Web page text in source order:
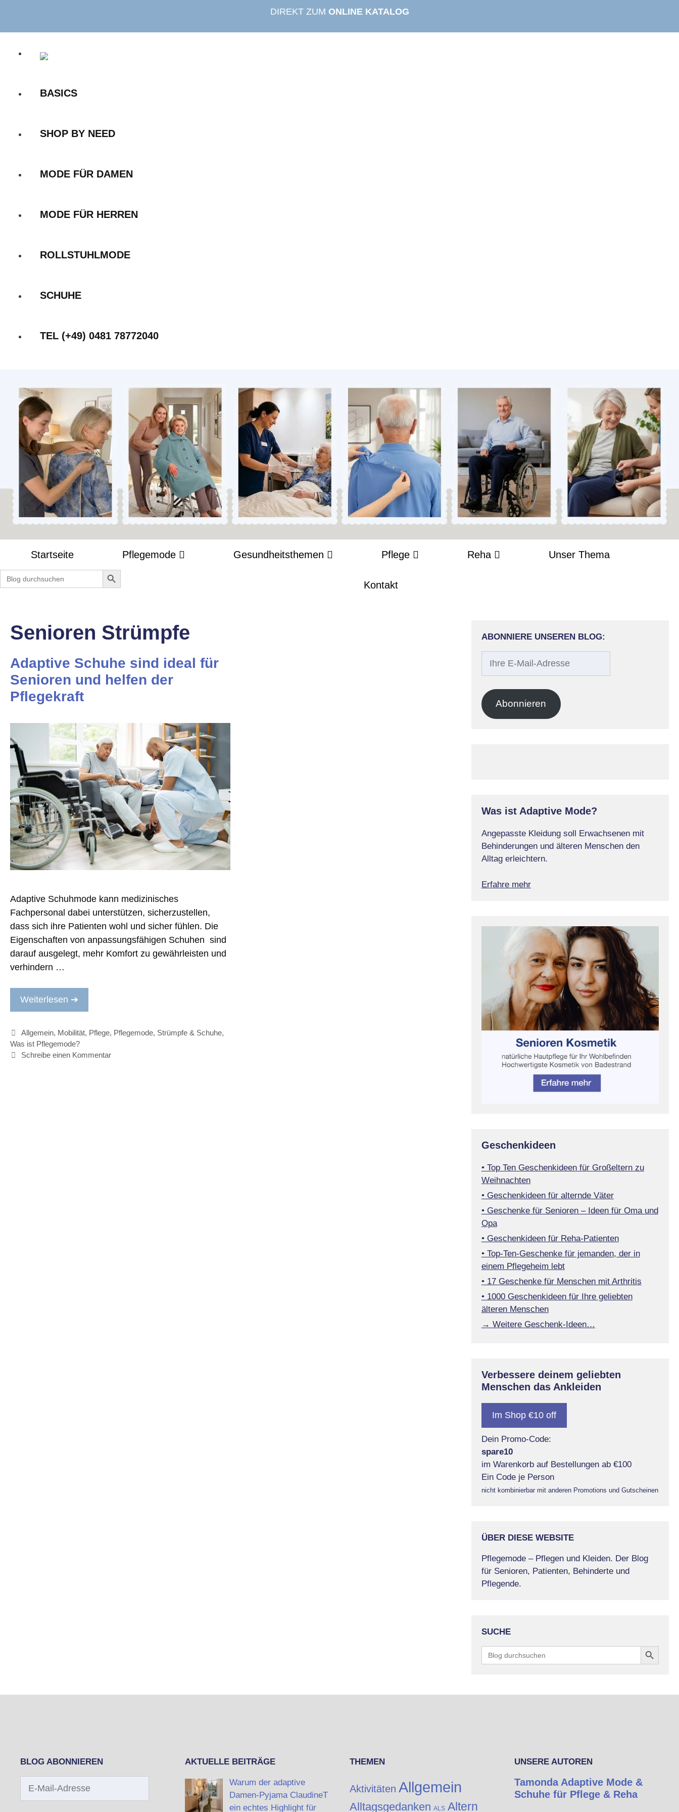
springen
DIREKT ZUM ONLINE KATALOG
BASICS
SHOP BY NEED
MODE FÜR DAMEN
MODE FÜR HERREN
ROLLSTUHLMODE
SCHUHE
TEL (+49) 0481 78772040
Startseite Pflegemode Gesundheitsthemen Pflege Reha Unser Thema
Kontakt
Search
for:
Search Button
Senioren Strümpfe
Adaptive Schuhe sind ideal für
Senioren und helfen der
Pflegekraft
Adaptive Schuhmode kann medizinisches
Fachpersonal dabei unterstützen, sicherzustellen,
dass sich ihre Patienten wohl und sicher fühlen. Die
Eigenschaften von anpassungsfähigen Schuhen sind
darauf ausgelegt, mehr Komfort zu gewährleisten und
verhindern …
Weiterlesen ➔
Kategorien
Allgemein, Mobilität, Pflege, Pflegemode, Strümpfe & Schuhe,
Was ist Pflegemode?
Schreibe einen Kommentar
ABONNIERE UNSEREN BLOG:
Adresse
Abonnieren
Was ist Adaptive Mode?
Angepasste Kleidung soll Erwachsenen mit
Behinderungen und älteren Menschen den
Alltag erleichtern.
Erfahre mehr
Geschenkideen
• Top Ten Geschenkideen für Großeltern zu
Weihnachten
• Geschenkideen für alternde Väter
• Geschenke für Senioren – Ideen für Oma und
Opa
• Geschenkideen für Reha-Patienten
• Top-Ten-Geschenke für jemanden, der in
einem Pflegeheim lebt
• 17 Geschenke für Menschen mit Arthritis
• 1000 Geschenkideen für Ihre geliebten
älteren Menschen
→ Weitere Geschenk-Ideen…
Verbessere deinem geliebten
Menschen das Ankleiden
Im Shop €10 off
Dein Promo-Code:
spare10
im Warenkorb auf Bestellungen ab €100
Ein Code je Person
nicht kombinierbar mit anderen Promotions und Gutscheinen
ÜBER DIESE WEBSITE
Pflegemode – Pflegen und Kleiden. Der Blog
für Senioren, Patienten, Behinderte und
Pflegende.
SUCHE
Search
for:
Search Button
BLOG ABONNIEREN
Mail-
AKTUELLE BEITRÄGE
Warum der adaptive
Damen-Pyjama ClaudineT
ein echtes Highlight für
THEMEN
Aktivitäten Allgemein
Alltagsgedanken ALS Altern
UNSERE AUTOREN
Tamonda Adaptive Mode &
Schuhe für Pflege & Reha